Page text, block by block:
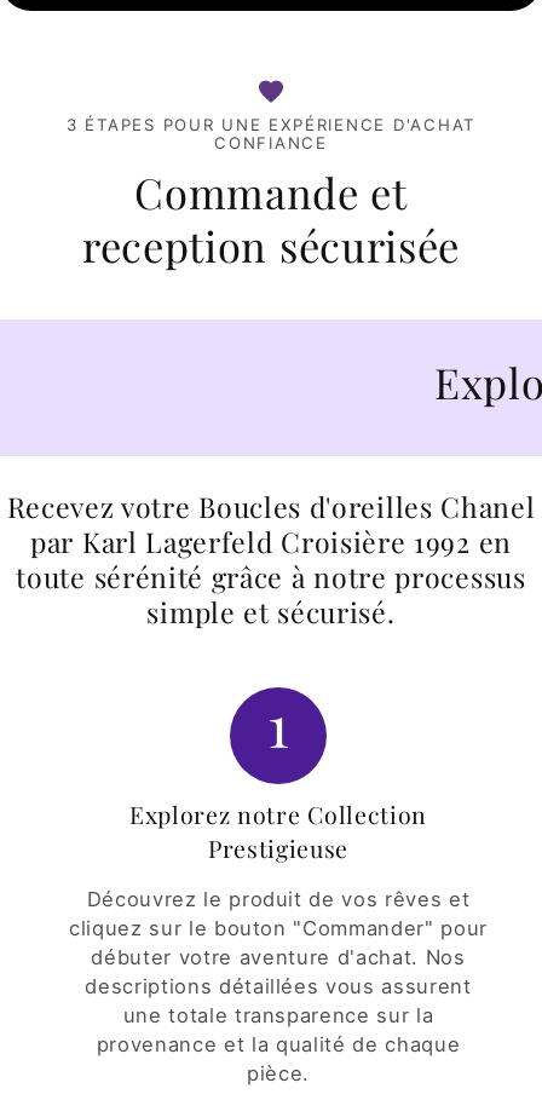
3 ÉTAPES POUR UNE EXPÉRIENCE D'ACHAT
CONFIANCE
Commande et
reception sécurisée
Explorez,
Recevez votre Boucles d'oreilles Chanel
par Karl Lagerfeld Croisière 1992 en
toute sérénité grâce à notre processus
simple et sécurisé.
1
Explorez notre Collection
Prestigieuse
Découvrez le produit de vos rêves et
cliquez sur le bouton "Commander" pour
débuter votre aventure d'achat. Nos
descriptions détaillées vous assurent
une totale transparence sur la
provenance et la qualité de chaque
pièce.